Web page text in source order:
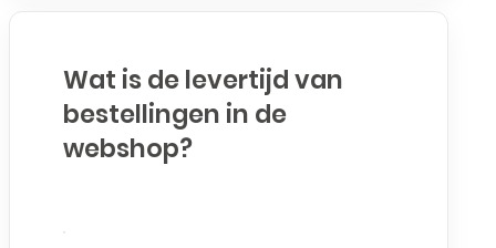
Wat is de levertijd van
bestellingen in de
webshop?